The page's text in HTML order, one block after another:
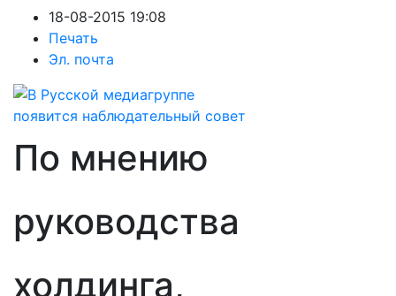
18-08-2015 19:08
Печать
Эл. почта
По мнению
руководства
холдинга,